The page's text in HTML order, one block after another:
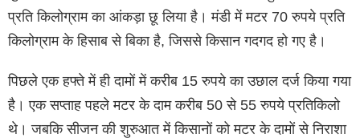
प्रति किलोग्राम का आंकड़ा छू लिया है। मंडी में मटर 70 रुपये प्रति
किलोग्राम के हिसाब से बिका है, जिससे किसान गदगद हो गए है।
पिछले एक हफ्ते में ही दामों में करीब 15 रुपये का उछाल दर्ज किया गया
है। एक सप्ताह पहले मटर के दाम करीब 50 से 55 रुपये प्रतिकिलो
थे। जबकि सीजन की शुरुआत में किसानों को मटर के दामों से निराशा